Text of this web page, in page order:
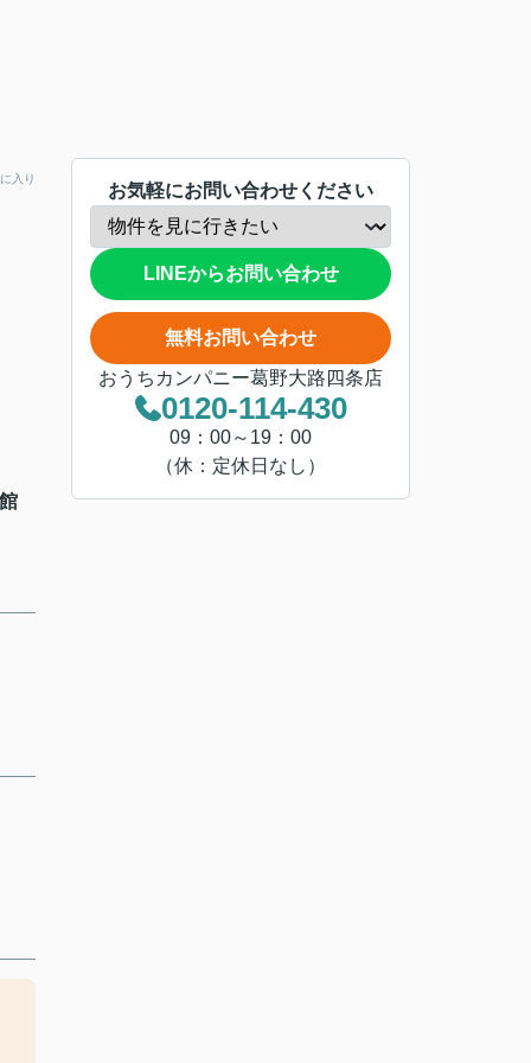
入り
お気軽にお問い合わせください
LINEからお問い合わせ
無料お問い合わせ
おうちカンパニー葛野大路四条店
0120-114-430
09：00～19：00
（休：定休日なし）